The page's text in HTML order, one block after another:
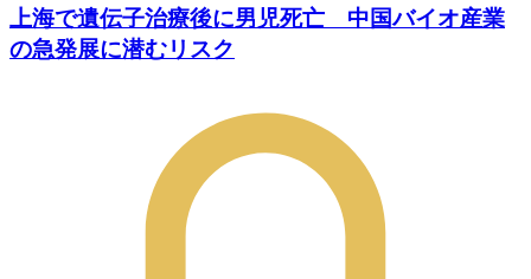
上海で遺伝子治療後に男児死亡 中国バイオ産業
の急発展に潜むリスク